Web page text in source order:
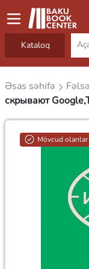
Kataloq
Əsas səhifə
скрывают
Mövcud olanlar